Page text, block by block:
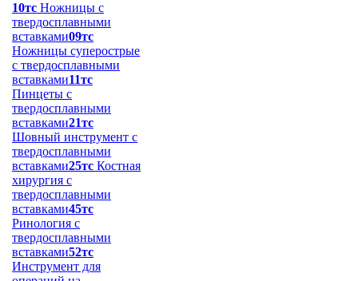
10тс Ножницы с
твердосплавными
вставками09тс
Ножницы суперострые
с твердосплавными
вставками11тс
Пинцеты с
твердосплавными
вставками21тс
Шовный инструмент с
твердосплавными
вставками25тс Костная
хирургия с
твердосплавными
вставками45тс
Ринология с
твердосплавными
вставками52тс
Инструмент для